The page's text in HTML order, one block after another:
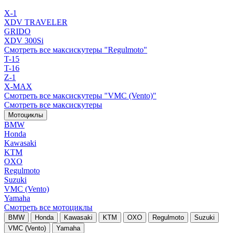
X-1
XDV TRAVELER
GRIDO
XDV 300Si
Смотреть все максискутеры "Regulmoto"
T-15
T-16
Z-1
X-MAX
Смотреть все максискутеры "VMC (Vento)"
Смотреть все максискутеры
Мотоциклы
BMW
Honda
Kawasaki
KTM
OXO
Regulmoto
Suzuki
VMC (Vento)
Yamaha
Смотреть все мотоциклы
BMW Honda Kawasaki KTM OXO Regulmoto
Suzuki
VMC (Vento)
Yamaha